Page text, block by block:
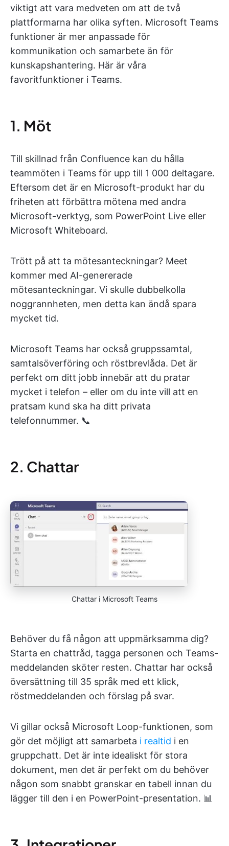
viktigt att vara medveten om att de två
plattformarna har olika syften. Microsoft Teams
funktioner är mer anpassade för
kommunikation och samarbete än för
kunskapshantering. Här är våra
favoritfunktioner i Teams.
1. Möt
Till skillnad från Confluence kan du hålla
teammöten i Teams för upp till 1 000 deltagare.
Eftersom det är en Microsoft-produkt har du
friheten att förbättra mötena med andra
Microsoft-verktyg, som PowerPoint Live eller
Microsoft Whiteboard.
Trött på att ta mötesanteckningar? Meet
kommer med AI-genererade
mötesanteckningar. Vi skulle dubbelkolla
noggrannheten, men detta kan ändå spara
mycket tid.
Microsoft Teams har också gruppssamtal,
samtalsöverföring och röstbrevlåda. Det är
perfekt om ditt jobb innebär att du pratar
mycket i telefon – eller om du inte vill att en
pratsam kund ska ha ditt privata
telefonnummer. 📞
2. Chattar
Chattar i Microsoft Teams
Behöver du få någon att uppmärksamma dig?
Starta en chattråd, tagga personen och Teams-
meddelanden sköter resten. Chattar har också
översättning till 35 språk med ett klick,
röstmeddelanden och förslag på svar.
Vi gillar också Microsoft Loop-funktionen, som
gör det möjligt att samarbeta i realtid i en
gruppchatt. Det är inte idealiskt för stora
dokument, men det är perfekt om du behöver
någon som snabbt granskar en tabell innan du
lägger till den i en PowerPoint-presentation. 📊